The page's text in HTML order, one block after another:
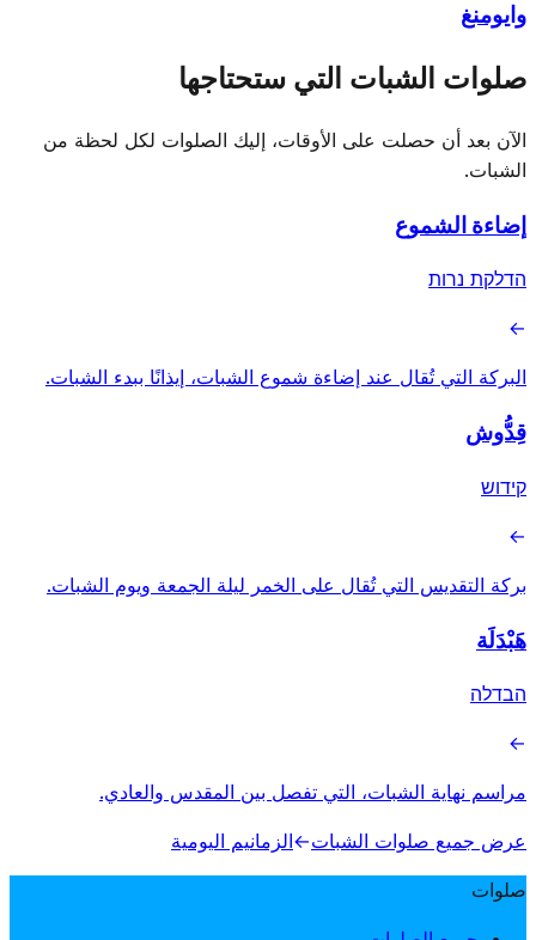
وايومنغ
صلوات الشبات التي ستحتاجها
الآن بعد أن حصلت على الأوقات، إليك الصلوات لكل لحظة من
الشبات.
إضاءة الشموع
הדלקת נרות
→
البركة التي تُقال عند إضاءة شموع الشبات، إيذانًا ببدء الشبات.
قِدُّوش
קידוש
→
بركة التقديس التي تُقال على الخمر ليلة الجمعة ويوم الشبات.
هَبْدَلَة
הבדלה
→
مراسم نهاية الشبات، التي تفصل بين المقدس والعادي.
عرض جميع صلوات الشبات→الزمانيم اليومية
صلوات